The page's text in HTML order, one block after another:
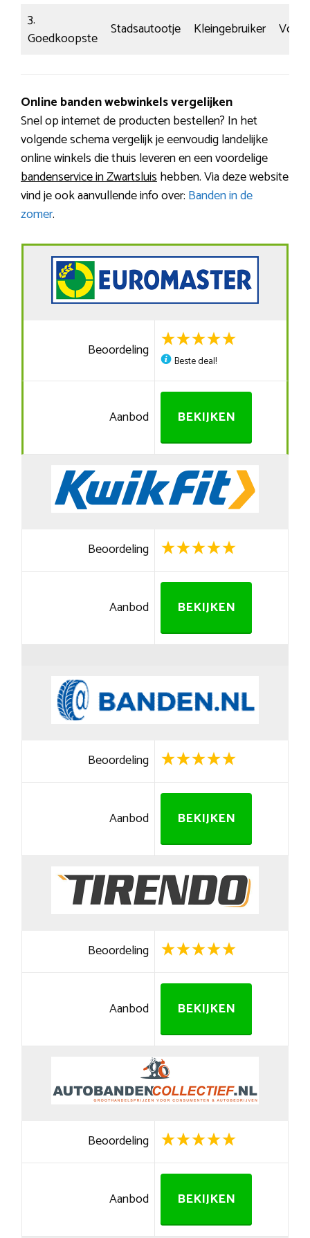
3.
Goedkoopste
Stadsautootje Kleingebruiker
Online banden webwinkels vergelijken
Snel op internet de producten bestellen? In het
volgende schema vergelijk je eenvoudig landelijke
online winkels die thuis leveren en een voordelige
bandenservice in Zwartsluishebben. Via deze website
vind je ook aanvullende info over: Banden in de
zomer.
Beoordeling
Beste deal!
Aanbod BEKIJKEN
Beoordeling
Aanbod BEKIJKEN
Beoordeling
Aanbod BEKIJKEN
Beoordeling
Aanbod BEKIJKEN
Beoordeling
Aanbod BEKIJKEN